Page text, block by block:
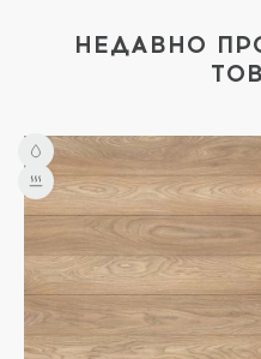
НЕДАВНО